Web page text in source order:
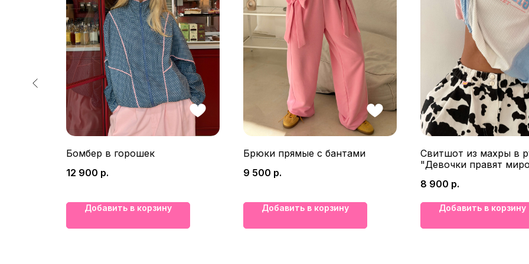
Бомбер в горошек
12 900 р.
Добавить в корзину
Брюки прямые с бантами
9 500 р.
Добавить в корзину
Свитшот из махры в
"Девочки правят
8 900 р.
Добавить в корзину